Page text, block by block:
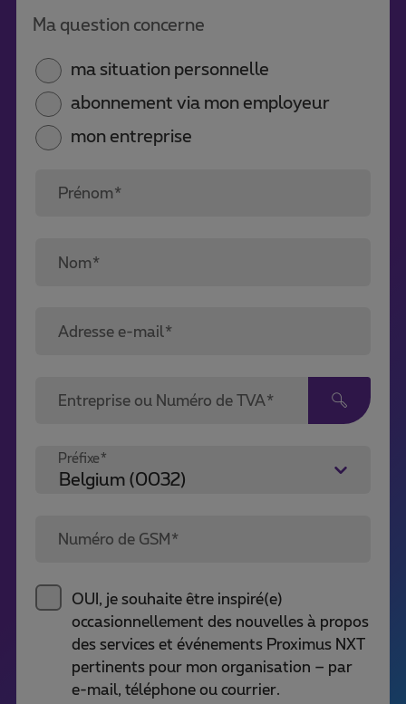
Ma question concerne
ma situation personnelle
abonnement via mon employeur
mon entreprise
Prénom*
Nom*
Adresse e-mail*
Entreprise ou Numéro de TVA*
Préfixe*
Numéro de GSM*
OUI, je souhaite être inspiré(e)
occasionnellement des nouvelles à propos
des services et événements Proximus NXT
pertinents pour mon organisation – par
e-mail, téléphone ou courrier.